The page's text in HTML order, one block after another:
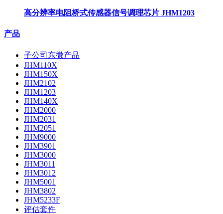
高分辨率电阻桥式传感器信号调理芯片 JHM1203
产品
子公司东微产品
JHM110X
JHM150X
JHM2102
JHM1203
JHM140X
JHM2000
JHM2031
JHM2051
JHM9000
JHM3901
JHM3000
JHM3011
JHM3012
JHM5001
JHM3802
JHM5233F
评估套件